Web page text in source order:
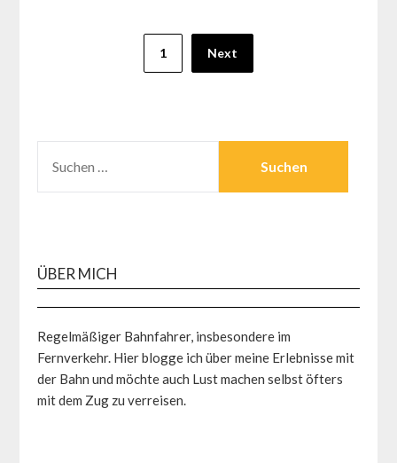
Seitennummerierung
1 Next
NACH:
ÜBER MICH
Regelmäßiger Bahnfahrer, insbesondere im
Fernverkehr. Hier blogge ich über meine Erlebnisse mit
der Bahn und möchte auch Lust machen selbst öfters
mit dem Zug zu verreisen.